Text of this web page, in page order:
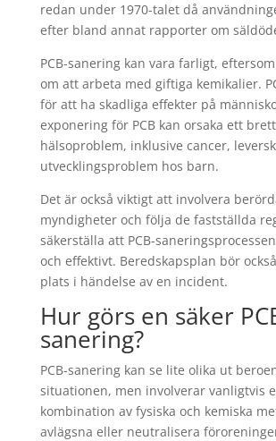
redan under 1970-talet då
efter bland annat rapporter om
PCB-sanering kan vara farligt,
om att arbeta med giftiga kemikalier.
för att ha skadliga effekter på
exponering för PCB kan orsaka ett
hälsoproblem, inklusive cancer,
utvecklingsproblem hos barn.
Det är också viktigt att involvera
myndigheter och följa de fastställda
säkerställa att PCB-
och effektivt. Beredskapsplan bör
plats i händelse av en incident.
Hur görs en säker
sanering?
PCB-sanering kan se lite olika ut
situationen, men involverar vanligtvis
kombination av fysiska och kemiska
avlägsna eller neutralisera